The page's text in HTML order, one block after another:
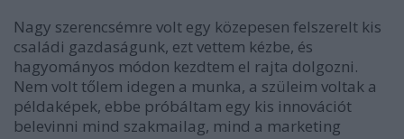
Nagy szerencsémre volt egy közepesen felszerelt kis
családi gazdaságunk, ezt vettem kézbe, és
hagyományos módon kezdtem el rajta dolgozni.
Nem volt tőlem idegen a munka, a szüleim voltak a
példaképek, ebbe próbáltam egy kis innovációt
belevinni mind szakmailag, mind a marketing